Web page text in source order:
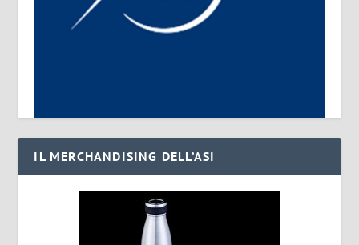
IL MERCHANDISING DELL’ASI